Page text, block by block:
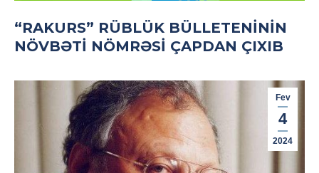
“RAKURS” RÜBLÜK BÜLLETENININ
NÖVBƏTI NÖMRƏSI ÇAPDAN ÇIXIB
Fev
4
2024